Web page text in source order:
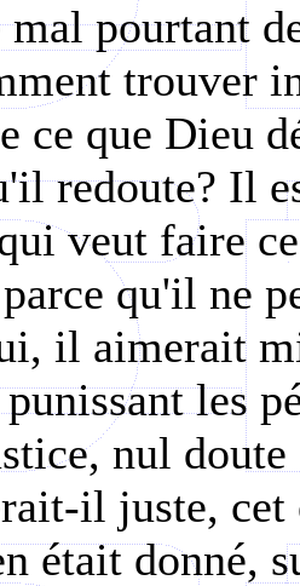
pourtant
trouver
ce que Dieu
redoute? Il
veut faire
qu'il ne
il aimerait
punissant les
nul
il juste,
était donné,